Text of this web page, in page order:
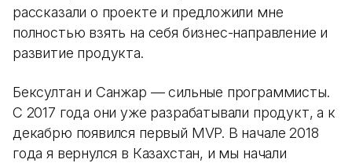
рассказали о проекте и предложили мне
полностью взять на себя бизнес-направление и
развитие продукта.
Бексултан и Санжар — сильные программисты.
С 2017 года они уже разрабатывали продукт, а к
декабрю появился первый MVP. В начале 2018
года я вернулся в Казахстан, и мы начали